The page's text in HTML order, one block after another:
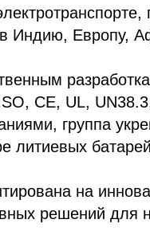
в Индию, Европу,
CE, UL,
группа
литиевых
на
решений для